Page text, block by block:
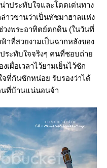
าประทับใจละโดดเด่นทาง
าวขานว่าเป็นทัชมาฮาลแห่ง
งพระอาทิตย์ตกดิน (ในวันที่
าที่สวยงามเป็นฉากหลังของ
ระทับใจจริงๆ คนที่ชอบถ่า
เผื่อเวลาไว้ยามเย็นไว้ซัก
ที่กันซักหน่อย รับรองว่าได้
ที่บ้านแน่นอนจ้า